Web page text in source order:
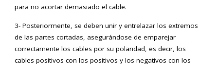
para no acortar demasiado el cable.
3- Posteriormente, se deben unir y entrelazar los extremos
de las partes cortadas, asegurándose de emparejar
correctamente los cables por su polaridad, es decir, los
cables positivos con los positivos y los negativos con los